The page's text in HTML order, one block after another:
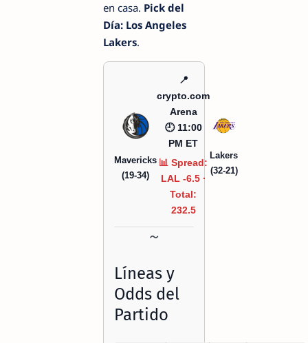
en casa. Pick del
Día: Los Angeles
Lakers.
Mavericks
(19-34)
📍
crypto.com
Arena
🕘 11:00
PM ET
📊 Spread:
LAL -6.5 ·
Total:
232.5
Lakers
(32-21)
Líneas y
Odds del
Partido